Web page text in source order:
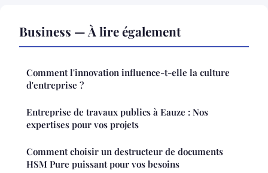
Business — À lire également
Comment l'innovation influence-t-elle la culture
d'entreprise ?
Entreprise de travaux publics à Eauze : Nos
expertises pour vos projets
Comment choisir un destructeur de documents
HSM Pure puissant pour vos besoins